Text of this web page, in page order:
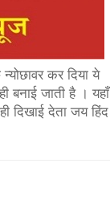
कर दिया ये
जाती है । यहाँ
दिखाई देता जय हिंद